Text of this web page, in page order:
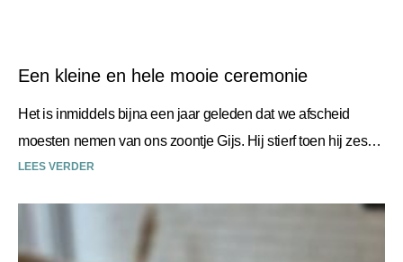
Een kleine en hele mooie ceremonie
Het is inmiddels bijna een jaar geleden dat we afscheid
moesten nemen van ons zoontje Gijs. Hij stierf toen hij zes
weken oud was. Desley
LEES VERDER